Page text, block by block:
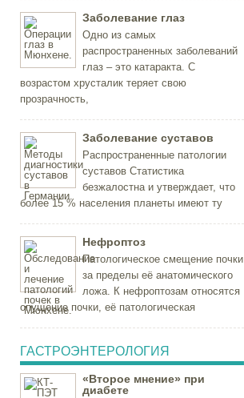
Заболевание глаз
Одно из самых
распространенных заболеваний
глаз – это катаракта. С
возрастом хрусталик теряет свою
прозрачность,
Заболевание суставов
Распространенные патологии
суставов Статистика
безжалостна и утверждает, что
более 15 % населения планеты имеют ту
Нефроптоз
Патологическое смещение почки
за пределы её анатомического
ложа. К нефроптозам относятся
опущение почки, её патологическая
ГАСТРОЭНТЕРОЛОГИЯ
«Второе мнение» при
диабете